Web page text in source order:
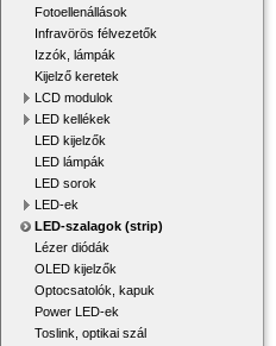
Fotoellenállások
Infravörös félvezetők
Izzók, lámpák
Kijelző keretek
LCD modulok
LED kellékek
LED kijelzők
LED lámpák
LED sorok
LED-ek
LED-szalagok (strip)
Lézer diódák
OLED kijelzők
Optocsatolók, kapuk
Power LED-ek
Toslink, optikai szál